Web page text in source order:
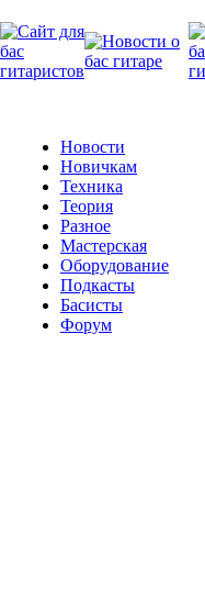
Новости
Новичкам
Техника
Теория
Разное
Мастерская
Оборудование
Подкасты
Басисты
Форум